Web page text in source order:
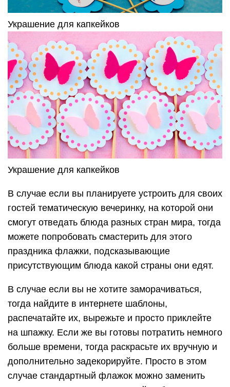
Украшение для капкейков
Украшение для капкейков
В случае если вы планируете устроить для своих
гостей тематическую вечеринку, на которой они
смогут отведать блюда разных стран мира, тогда
можете попробовать смастерить для этого
праздника флажки, подсказывающие
присутствующим блюда какой страны они едят.
В случае если вы не хотите заморачиваться,
тогда найдите в интернете шаблоны,
распечатайте их, вырежьте и просто приклейте
на шпажку. Если же вы готовы потратить немного
больше времени, тогда раскрасьте их вручную и
дополнительно задекорируйте. Просто в этом
случае стандартный флажок можно заменить